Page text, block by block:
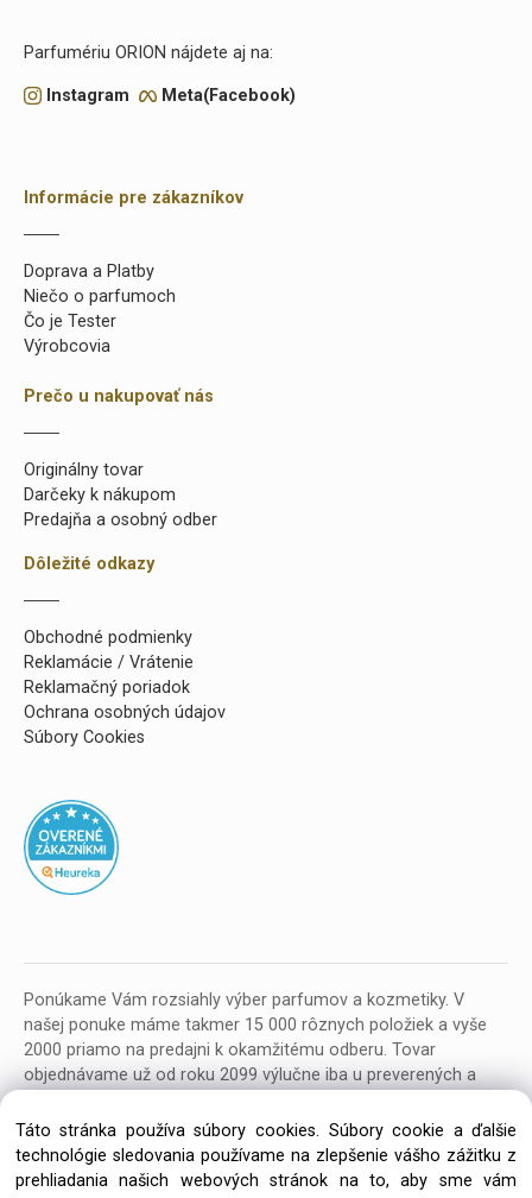
Parfumériu ORION nájdete aj na:
Instagram Meta(Facebook)
Informácie pre zákazníkov
Doprava a Platby
Niečo o parfumoch
Čo je Tester
Výrobcovia
Prečo u nakupovať nás
Originálny tovar
Darčeky k nákupom
Predajňa a osobný odber
Dôležité odkazy
Obchodné podmienky
Reklamácie / Vrátenie
Reklamačný poriadok
Ochrana osobných údajov
Súbory Cookies
Ponúkame Vám rozsiahly výber parfumov a kozmetiky. V
našej ponuke máme takmer 15 000 rôznych položiek a vyše
2000 priamo na predajni k okamžitému odberu. Tovar
objednávame už od roku 2099 výlučne iba u preverených a
Táto stránka používa súbory cookies. Súbory cookie a ďalšie
technológie sledovania používame na zlepšenie vášho zážitku z
prehliadania našich webových stránok na to, aby sme vám